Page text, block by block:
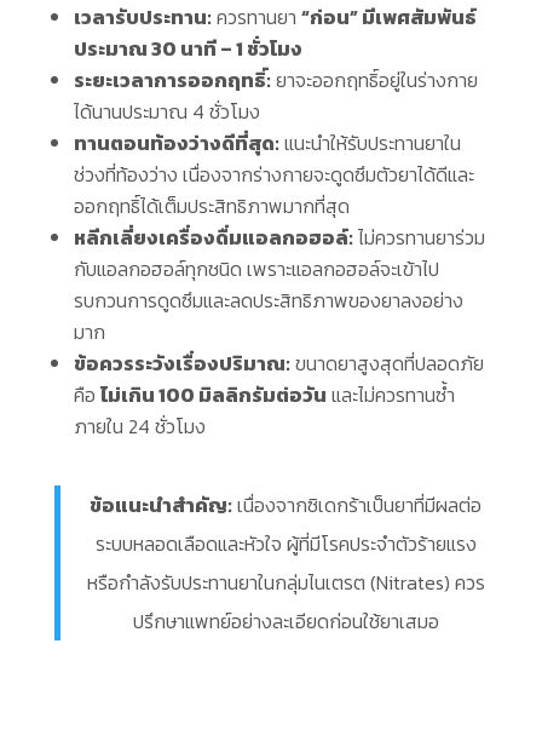
เวลารับประทาน:ควรทานยา “ก่อน” มีเพศสัมพันธ์
ประมาณ 30 นาที – 1 ชั่วโมง
ระยะเวลาการออกฤทธิ์:ยาจะออกฤทธิ์อยู่ในร่างกาย
ได้นานประมาณ 4 ชั่วโมง
ทานตอนท้องว่างดีที่สุด:แนะนำให้รับประทานยาใน
ช่วงที่ท้องว่าง เนื่องจากร่างกายจะดูดซึมตัวยาได้ดีและ
ออกฤทธิ์ได้เต็มประสิทธิภาพมากที่สุด
หลีกเลี่ยงเครื่องดื่มแอลกอฮอล์:ไม่ควรทานยาร่วม
กับแอลกอฮอล์ทุกชนิด เพราะแอลกอฮอล์จะเข้าไป
รบกวนการดูดซึมและลดประสิทธิภาพของยาลงอย่าง
มาก
ข้อควรระวังเรื่องปริมาณ:ขนาดยาสูงสุดที่ปลอดภัย
คือ ไม่เกิน 100 มิลลิกรัมต่อวัน และไม่ควรทานซ้ำ
ภายใน 24 ชั่วโมง
ข้อแนะนำสำคัญ:เนื่องจากซิเดกร้าเป็นยาที่มีผลต่อ
ระบบหลอดเลือดและหัวใจ ผู้ที่มีโรคประจำตัวร้ายแรง
หรือกำลังรับประทานยาในกลุ่มไนเตรต (Nitrates) ควร
ปรึกษาแพทย์อย่างละเอียดก่อนใช้ยาเสมอ